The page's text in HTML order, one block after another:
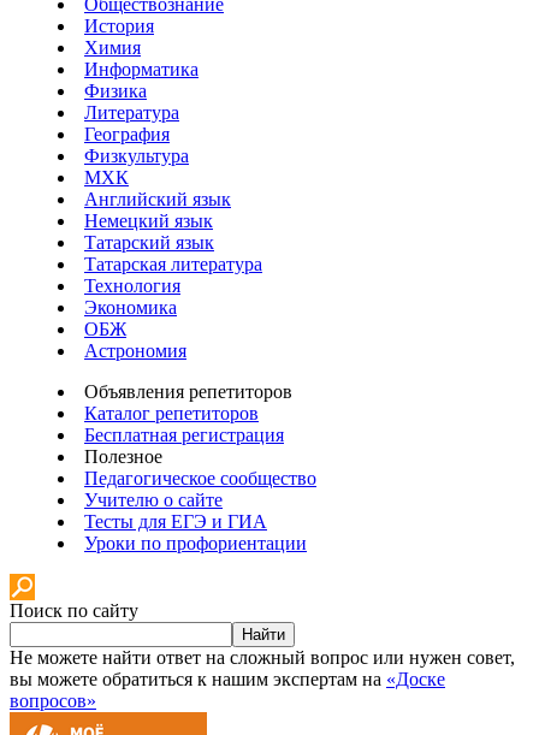
История
Химия
Информатика
Физика
Литература
География
Физкультура
МХК
Английский язык
Немецкий язык
Татарский язык
Татарская литература
Технология
Экономика
ОБЖ
Астрономия
Объявления репетиторов
Каталог репетиторов
Бесплатная регистрация
Полезное
Педагогическое сообщество
Учителю о сайте
Тесты для ЕГЭ и ГИА
Уроки по профориентации
Поиск по сайту
Найти
Не можете найти ответ на сложный вопрос или нужен совет,
вы можете обратиться к нашим экспертам на «Доске
вопросов»